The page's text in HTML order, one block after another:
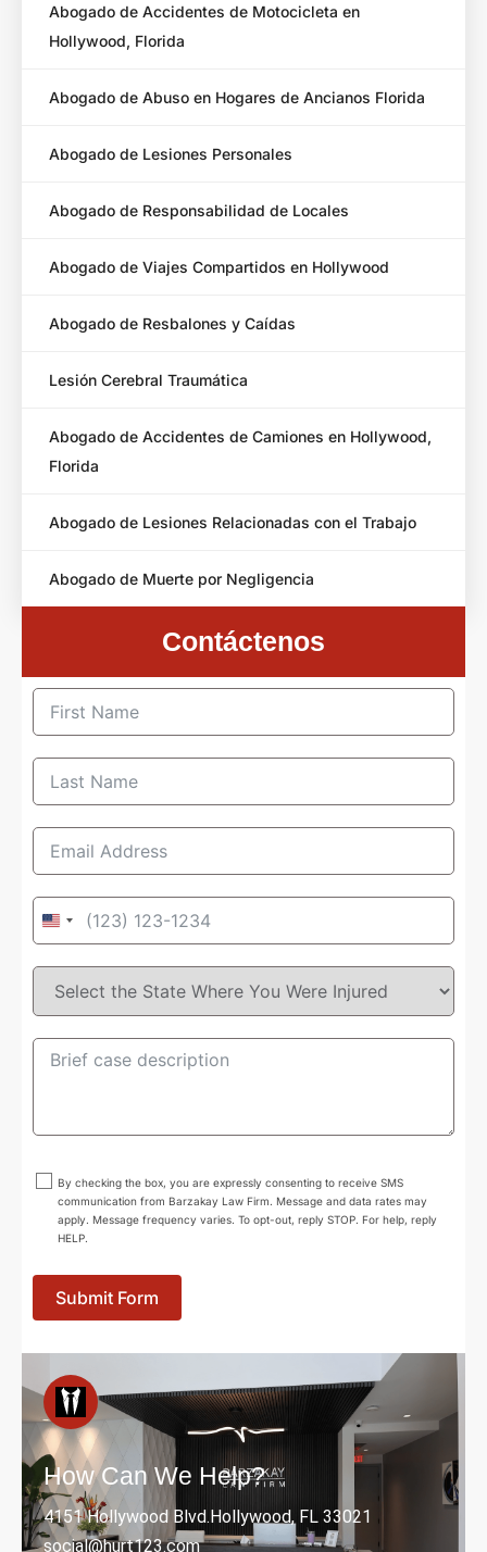
Abogado de Accidentes de Motocicleta en
Hollywood, Florida
Abogado de Abuso en Hogares de Ancianos Florida
Abogado de Lesiones Personales
Abogado de Responsabilidad de Locales
Abogado de Viajes Compartidos en Hollywood
Abogado de Resbalones y Caídas
Lesión Cerebral Traumática
Abogado de Accidentes de Camiones en Hollywood,
Florida
Abogado de Lesiones Relacionadas con el Trabajo
Abogado de Muerte por Negligencia
Contáctenos
United
+1
By checking the box, you are expressly consenting to receive SMS
communication from Barzakay Law Firm. Message and data rates may
apply. Message frequency varies. To opt-out, reply STOP. For help, reply
HELP.
Submit Form
How Can We Help?
4151 Hollywood Blvd.Hollywood, FL 33021
social@hurt123.com